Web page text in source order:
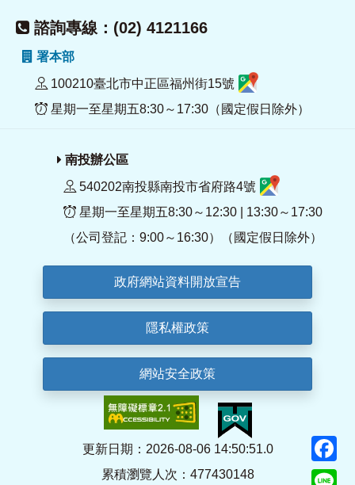
諮詢專線：(02) 4121166
署本部
100210臺北市中正區福州街15號
星期一至星期五8:30～17:30（國定假日除外）
南投辦公區
540202南投縣南投市省府路4號
星期一至星期五8:30～12:30 | 13:30～17:30
（公司登記：9:00～16:30）（國定假日除外）
政府網站資料開放宣告
隱私權政策
網站安全政策
更新日期：2026-08-06 14:50:51.0
累積瀏覽人次：477430148